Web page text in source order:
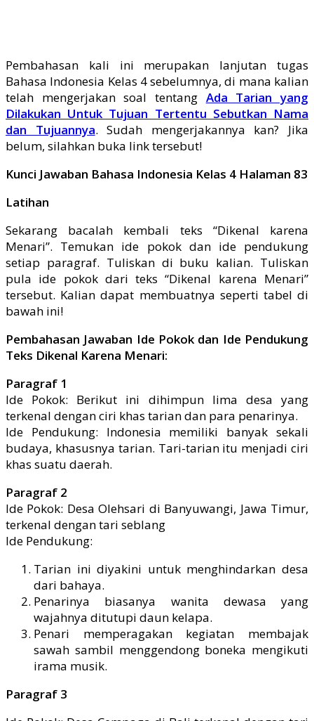
Pembahasan kali ini merupakan lanjutan tugas
Bahasa Indonesia Kelas 4 sebelumnya, di mana kalian
telah mengerjakan soal tentang Ada Tarian yang
Dilakukan Untuk Tujuan Tertentu Sebutkan Nama
dan Tujuannya. Sudah mengerjakannya kan? Jika
belum, silahkan buka link tersebut!
Kunci Jawaban Bahasa Indonesia Kelas 4 Halaman 83
Latihan
Sekarang bacalah kembali teks “Dikenal karena
Menari”. Temukan ide pokok dan ide pendukung
setiap paragraf. Tuliskan di buku kalian. Tuliskan
pula ide pokok dari teks “Dikenal karena Menari”
tersebut. Kalian dapat membuatnya seperti tabel di
bawah ini!
Pembahasan Jawaban Ide Pokok dan Ide Pendukung
Teks Dikenal Karena Menari:
Paragraf 1
Ide Pokok: Berikut ini dihimpun lima desa yang
terkenal dengan ciri khas tarian dan para penarinya.
Ide Pendukung: Indonesia memiliki banyak sekali
budaya, khasusnya tarian. Tari-tarian itu menjadi ciri
khas suatu daerah.
Paragraf 2
Ide Pokok: Desa Olehsari di Banyuwangi, Jawa Timur,
terkenal dengan tari seblang
Ide Pendukung:
Tarian ini diyakini untuk menghindarkan desa
dari bahaya.
Penarinya biasanya wanita dewasa yang
wajahnya ditutupi daun kelapa.
Penari memperagakan kegiatan membajak
sawah sambil menggendong boneka mengikuti
irama musik.
Paragraf 3